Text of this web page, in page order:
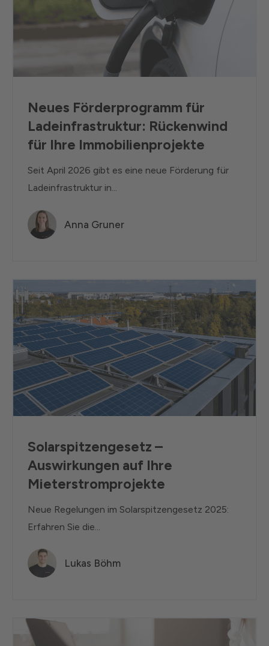
Neues Förderprogramm für
Ladeinfrastruktur: Rückenwind
für Ihre Immobilienprojekte
Seit April 2026 gibt es eine neue Förderung für
Ladeinfrastruktur in...
Anna Gruner
Solarspitzengesetz –
Auswirkungen auf Ihre
Mieterstromprojekte
Neue Regelungen im Solarspitzengesetz 2025:
Erfahren Sie die...
Lukas Böhm